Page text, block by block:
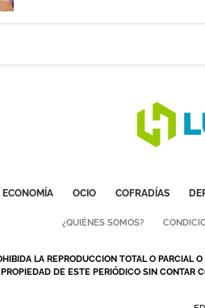
ECONOMÍA OCIO COFRADÍAS
¿QUIÉNES SOMOS?
LA REPRODUCCION TOTAL O PARCIAL
PROPIEDAD DE ESTE PERIÓDICO SIN CONTAR